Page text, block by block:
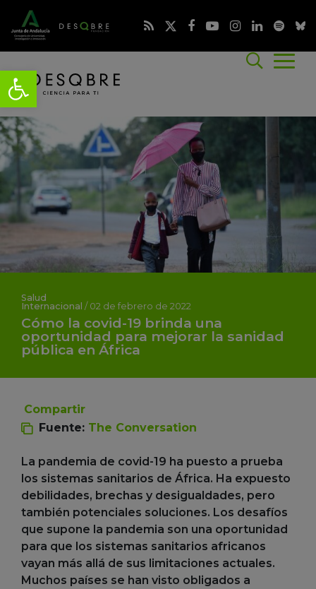
Salud
Internacional / 02 de febrero de 2022
Cómo la covid-19 brinda una
oportunidad para mejorar la sanidad
pública en África
Compartir
Fuente: The Conversation
La pandemia de covid-19 ha puesto a prueba
los sistemas sanitarios de África. Ha expuesto
debilidades, brechas y desigualdades, pero
también potenciales soluciones. Los desafíos
que supone la pandemia son una oportunidad
para que los sistemas sanitarios africanos
vayan más allá de sus limitaciones actuales.
Muchos países se han visto obligados a